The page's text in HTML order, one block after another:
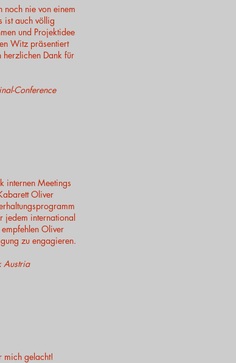
noch nie von einem
ist auch völlig
und Projektidee
Witz präsentiert
herzlichen Dank für
Conference
internen Meetings
Oliver
jedem international
Oliver
zu engagieren.
Austria
mich gelacht!